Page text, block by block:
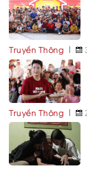
Truyền Thông
Truyền Thông